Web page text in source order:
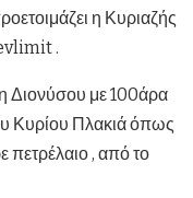
η Κυριαζής
.
Διονύσου με 100άρα
Κυρίου Πλακιά όπως
πετρέλαιο , από το